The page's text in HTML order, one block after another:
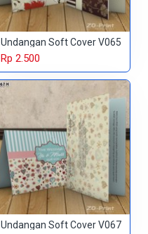
Undangan Soft Cover V065
Rp 2.500
Undangan Soft Cover V067